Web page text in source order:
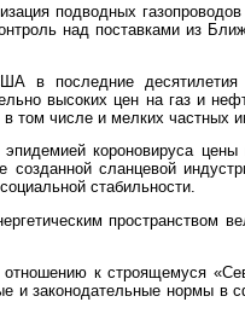
подводных
над поставками из
в последние
высоких цен на газ и
том числе и мелких частных
короновируса
созданной сланцевой
стабильности.
пространством
к строящемуся
и законодательные нормы в